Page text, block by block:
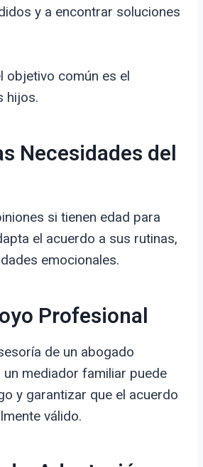
y a encontrar soluciones
objetivo común es el
hijos.
Necesidades del
si tienen edad para
el acuerdo a sus rutinas,
emocionales.
Profesional
de un abogado
mediador familiar puede
y garantizar que el acuerdo
válido.